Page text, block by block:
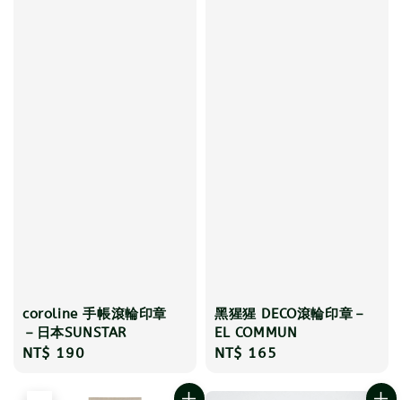
coroline 手帳滾輪印章
－日本SUNSTAR
Regular
NT$ 190
黑猩猩 DECO滾輪印章－
EL COMMUN
Regular
NT$ 165